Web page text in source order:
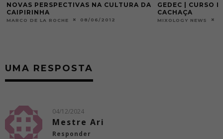
GEDEC | CURSO DE FORMAÇÃO EM
CACHAÇA
MIXOLOGY NEWS 03/05/2013
CHEGOU O
– BAIXE O SEU
MIXOLOGY NEWS
UMA RESPOSTA
04/12/2024
Mestre Ari
Responder